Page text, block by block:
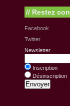
// Restez
Facebook
Twitter
Newsletter
Inscription
Désinscription